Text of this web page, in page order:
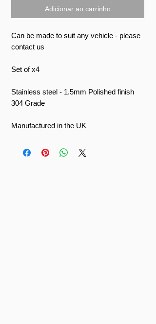
Adicionar ao carrinho
Can be made to suit any vehicle - please
contact us
Set of x4
Stainless steel - 1.5mm Polished finish
304 Grade
Manufactured in the UK